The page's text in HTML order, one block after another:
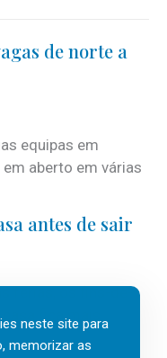
de norte a
equipas em
aberto em várias
antes de sair
férias, os fins-de-
fica mais
neste site para
memorizar as